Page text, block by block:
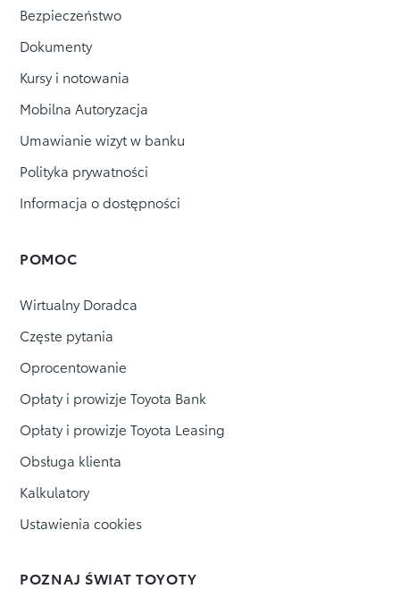
Bezpieczeństwo
Dokumenty
Kursy i notowania
Mobilna Autoryzacja
Umawianie wizyt w banku
Polityka prywatności
Informacja o dostępności
POMOC
Wirtualny Doradca
Częste pytania
Oprocentowanie
Opłaty i prowizje Toyota Bank
Opłaty i prowizje Toyota Leasing
Obsługa klienta
Kalkulatory
Ustawienia cookies
POZNAJ ŚWIAT TOYOTY